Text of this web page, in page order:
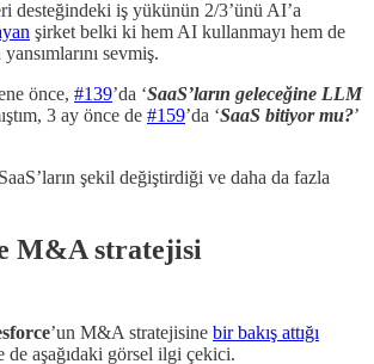
desteğindeki iş yükünün 2/3’ünü AI’a
şirket belki ki hem AI kullanmayı hem de
sevmiş.
önce, #139’da ‘SaaS’ların geleceğine LLM
3 ay önce de #159’da ‘SaaS bitiyor mu?’
şekil değiştirdiği ve daha da fazla
M&A stratejisi
’un M&A stratejisine bir bakış attığı
aşağıdaki görsel ilgi çekici.